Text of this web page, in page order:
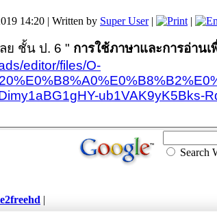
14:20 | Written by Super User| |
ย ชั้น ป. 6 " การใช้ภาษาและการอ่านเ
editor/files/O-
ub1VAK9yK5Bks-
Search
|